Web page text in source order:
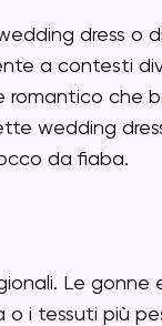
dress o
a contesti
che
wedding
da fiaba.
Le
o i tessuti più